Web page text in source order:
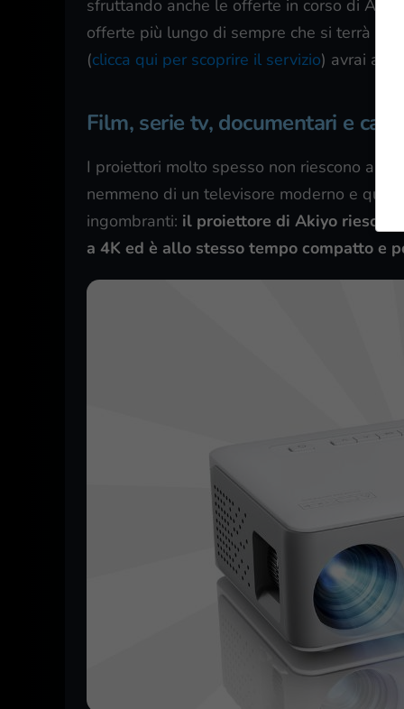
sfruttando anche le offerte in corso di
offerte più lungo di sempre che si terrà
(clicca qui per scoprire il servizio) avrai
Film, serie tv, documentari e
I proiettori molto spesso non riescono a
nemmeno di un televisore moderno e
ingombranti: il proiettore di Akiyo riesce
a 4K ed è allo stesso tempo compatto e